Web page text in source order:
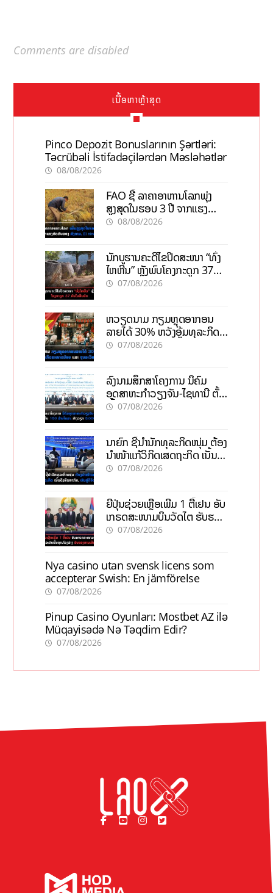
Comments are disabled
ເນື້ອຫາຫຼ້າສຸດ
Pinco Depozit Bonuslarının Şərtləri:
Təcrübəli İstifadəçilərdən Məsləhətlər
08/08/2026
FAO ຊີ້ ລາຄາອາຫານໂລກພຸ່ງ
ສູງສຸດໃນຮອບ 3 ປີ ຈາກແຮງ
ກົດດັນຂອງສົງຄາມ, El nino
08/08/2026
ນັກບູຮານຄະດີໄຂປິດສະໜາ “ທົ່ງ
ໄຫຫີນ” ຫຼັງພົບໂຄງກະດູກ 37
ຄົນໃນຫີນຍັກ
07/08/2026
ຫວຽດນາມ ກຽມຫຼຸດອາກອນ
ລາຍໄດ້ 30% ຫວັງອູ້ມທຸລະກິດ
ຂະໜາດນ້ອຍ ແລະ ຈຸນລະ
07/08/2026
ລົງນາມສຶກສາໂຄງການ ນິຄົມ
ອຸດສາຫະກຳວຽງຈັນ-ໄຊທານີ ຕັ້ງ
ເປົ້າດຶງທຶນ 150 ລ້ານໂດລາ, ສ້າງ
07/08/2026
ນາຍົກ ຊີ້ນຳນັກທຸລະກິດໜຸ່ມ ຕ້ອງ
ນຳໜ້າແກ້ວິກິດເສດຖະກິດ ເນັ້ນດຶງ
ທຶນສາກົນ, ຫັນສູ່ດິຈິຕອນ
07/08/2026
ຍີ່ປຸ່ນຊ່ວຍເຫຼືອເພີ່ມ 1 ຕື້ເຢນ ອັບ
ເກຣດສະໜາມບິນວັດໄຕ ຮັບຮອງ
ການເຕີບໂຕ
07/08/2026
Nya casino utan svensk licens som
accepterar Swish: En jämförelse
07/08/2026
Pinup Casino Oyunları: Mostbet AZ ilə
Müqayisədə Nə Təqdim Edir?
07/08/2026